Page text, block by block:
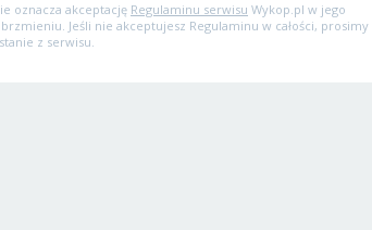
oznacza akceptację Regulaminu serwisu Wykop.pl w jego
Jeśli nie akceptujesz Regulaminu w całości, prosimy
z serwisu.